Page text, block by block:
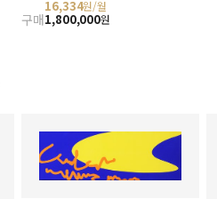
16,334원/월
구매1,800,000원